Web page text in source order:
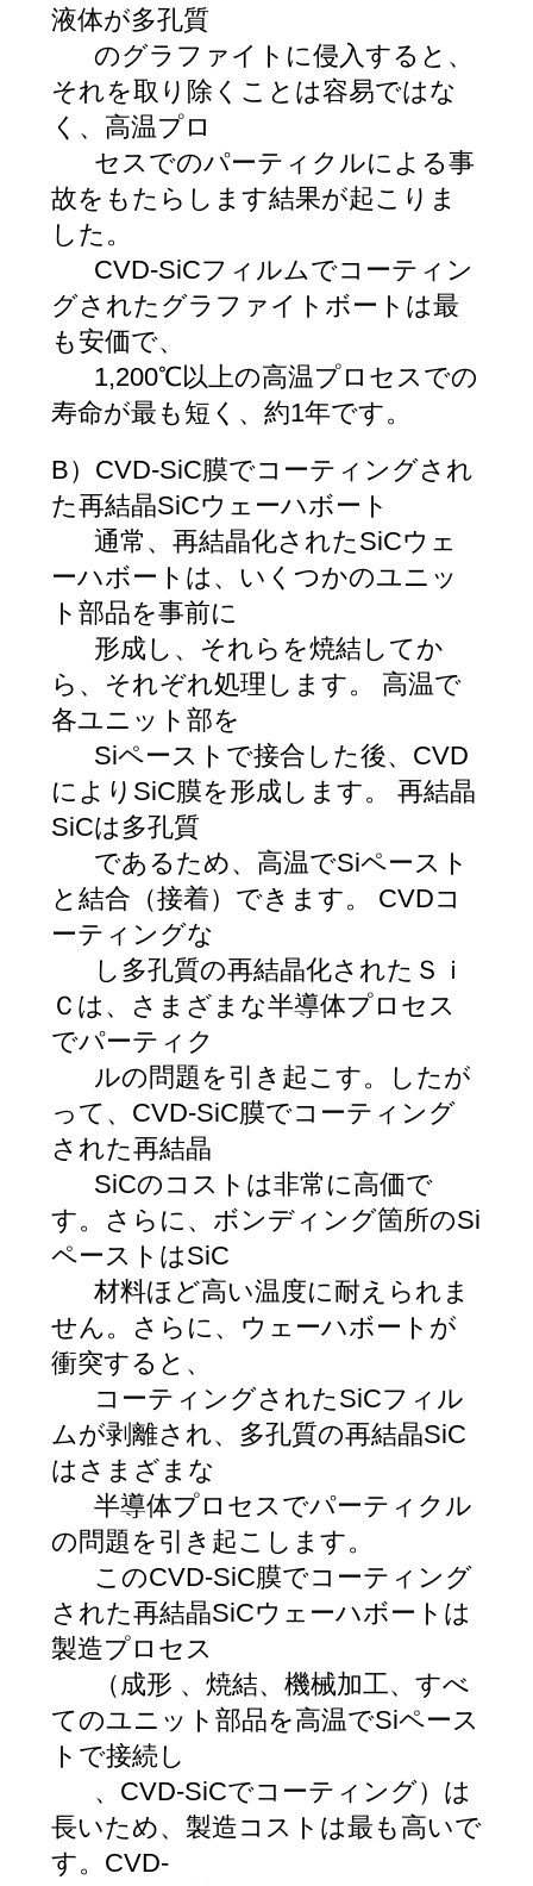
液体が多孔質
のグラファイトに侵入すると、
それを取り除くことは容易ではな
く、高温プロ
セスでのパーティクルによる事
故をもたらします結果が起こりま
した。
CVD-SiCフィルムでコーティン
グされたグラファイトボートは最
も安価で、
1,200℃以上の高温プロセスでの
寿命が最も短く、約1年です。
B）CVD-SiC膜でコーティングされ
た再結晶SiCウェーハボート
通常、再結晶化されたSiCウェ
ーハボートは、いくつかのユニッ
ト部品を事前に
形成し、それらを焼結してか
ら、それぞれ処理します。 高温で
各ユニット部を
Siペーストで接合した後、CVD
によりSiC膜を形成します。 再結晶
SiCは多孔質
であるため、高温でSiペースト
と結合（接着）できます。 CVDコ
ーティングな
し多孔質の再結晶化されたＳｉ
Ｃは、さまざまな半導体プロセス
でパーティク
ルの問題を引き起こす。したが
って、CVD-SiC膜でコーティング
された再結晶
SiCのコストは非常に高価で
す。さらに、ボンディング箇所のSi
ペーストはSiC
材料ほど高い温度に耐えられま
せん。さらに、ウェーハボートが
衝突すると、
コーティングされたSiCフィル
ムが剥離され、多孔質の再結晶SiC
はさまざまな
半導体プロセスでパーティクル
の問題を引き起こします。
このCVD-SiC膜でコーティング
された再結晶SiCウェーハボートは
製造プロセス
（成形 、焼結、機械加工、すべ
てのユニット部品を高温でSiペース
トで接続し
、CVD-SiCでコーティング）は
長いため、製造コストは最も高いで
す。CVD-